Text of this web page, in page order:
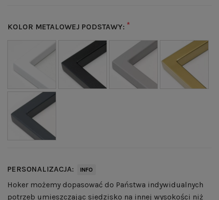
KOLOR METALOWEJ PODSTAWY: *
PERSONALIZACJA: INFO
Hoker możemy dopasować do Państwa indywidualnych
potrzeb umieszczając siedzisko na innej wysokości niż